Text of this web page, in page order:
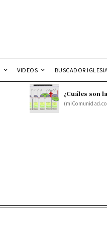
VIDEOS BUSCADOR
¿Cuáles son